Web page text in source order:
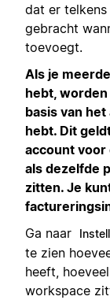
dat er
gebracht
toevoegt.
Als je
hebt,
basis van
hebt. Dit
account
als dezelfde
zitten. Je
Ga naar
te zien
heeft,
workspace